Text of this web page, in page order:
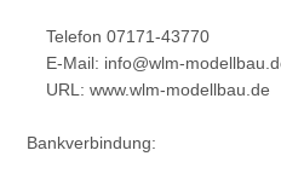
Telefon 07171-43770
E-Mail: info@wlm-
URL: www.wlm-modellbau.de
Bankverbindung: